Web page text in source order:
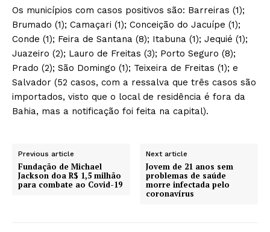
Os municípios com casos positivos são: Barreiras (1);
Brumado (1); Camaçari (1); Conceição do Jacuípe (1);
Conde (1); Feira de Santana (8); Itabuna (1); Jequié (1);
Juazeiro (2); Lauro de Freitas (3); Porto Seguro (8);
Prado (2); São Domingo (1); Teixeira de Freitas (1); e
Salvador (52 casos, com a ressalva que três casos são
importados, visto que o local de residência é fora da
Bahia, mas a notificação foi feita na capital).
Previous article
Fundação de Michael
Jackson doa R$ 1,5 milhão
para combate ao Covid-19
Next article
Jovem de 21 anos sem
problemas de saúde
morre infectada pelo
coronavírus